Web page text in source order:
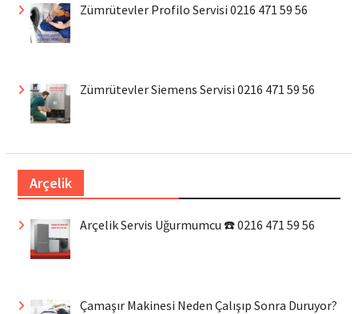
Zümrütevler Profilo Servisi 0216 471 59 56
Zümrütevler Siemens Servisi 0216 471 59 56
Arçelik
Arçelik Servis Uğurmumcu ☎️ 0216 471 59 56
Çamaşır Makinesi Neden Çalışıp Sonra Duruyor?